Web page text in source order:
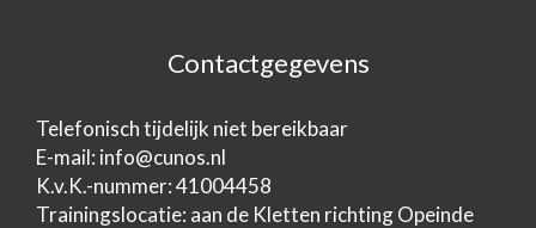
Contactgegevens
Telefonisch tijdelijk niet bereikbaar
E-mail: info@cunos.nl
K.v.K.-nummer: 41004458
Trainingslocatie: aan de Kletten richting Opeinde